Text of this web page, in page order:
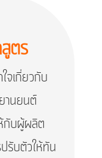
ตร
เกี่ยวกับ
านยนต์
กับผู้ผลิต
รับตัวให้ทัน